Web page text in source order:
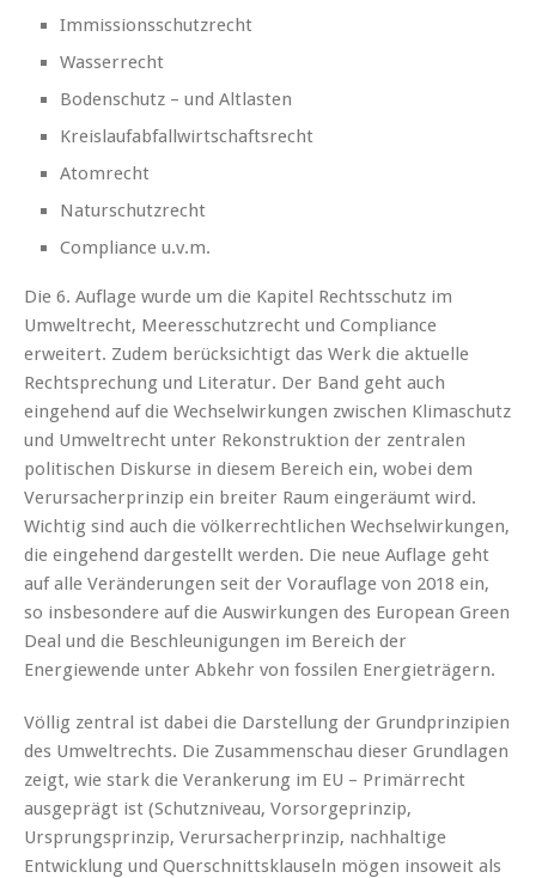
Immissionsschutzrecht
Wasserrecht
Bodenschutz – und Altlasten
Kreislaufabfallwirtschaftsrecht
Atomrecht
Naturschutzrecht
Compliance u.v.m.
Die 6. Auflage wurde um die Kapitel Rechtsschutz im
Umweltrecht, Meeresschutzrecht und Compliance
erweitert. Zudem berücksichtigt das Werk die aktuelle
Rechtsprechung und Literatur. Der Band geht auch
eingehend auf die Wechselwirkungen zwischen Klimaschutz
und Umweltrecht unter Rekonstruktion der zentralen
politischen Diskurse in diesem Bereich ein, wobei dem
Verursacherprinzip ein breiter Raum eingeräumt wird.
Wichtig sind auch die völkerrechtlichen Wechselwirkungen,
die eingehend dargestellt werden. Die neue Auflage geht
auf alle Veränderungen seit der Vorauflage von 2018 ein,
so insbesondere auf die Auswirkungen des European Green
Deal und die Beschleunigungen im Bereich der
Energiewende unter Abkehr von fossilen Energieträgern.
Völlig zentral ist dabei die Darstellung der Grundprinzipien
des Umweltrechts. Die Zusammenschau dieser Grundlagen
zeigt, wie stark die Verankerung im EU – Primärrecht
ausgeprägt ist (Schutzniveau, Vorsorgeprinzip,
Ursprungsprinzip, Verursacherprinzip, nachhaltige
Entwicklung und Querschnittsklauseln mögen insoweit als